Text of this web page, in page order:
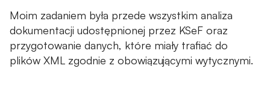
Safesys - System do monitoringu zużycia mediów
WiseFuel - System do automatyzacji planowania
tankowań
Moim zadaniem była przede wszystkim analiza
dokumentacji udostępnionej przez KSeF oraz
przygotowanie danych, które miały trafiać do
plików XML zgodnie z obowiązującymi wytycznymi.